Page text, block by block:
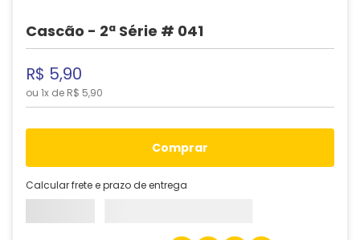
Cascão - 2ª Série # 041
R$ 5,90
ou 1x de R$ 5,90
comprar
Calcular frete e prazo de entrega